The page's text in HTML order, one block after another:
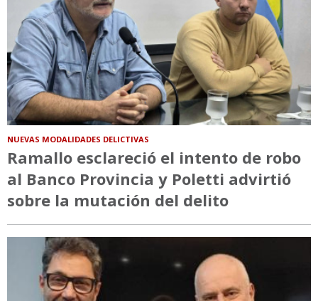
NUEVAS MODALIDADES DELICTIVAS
Ramallo esclareció el intento de robo
al Banco Provincia y Poletti advirtió
sobre la mutación del delito